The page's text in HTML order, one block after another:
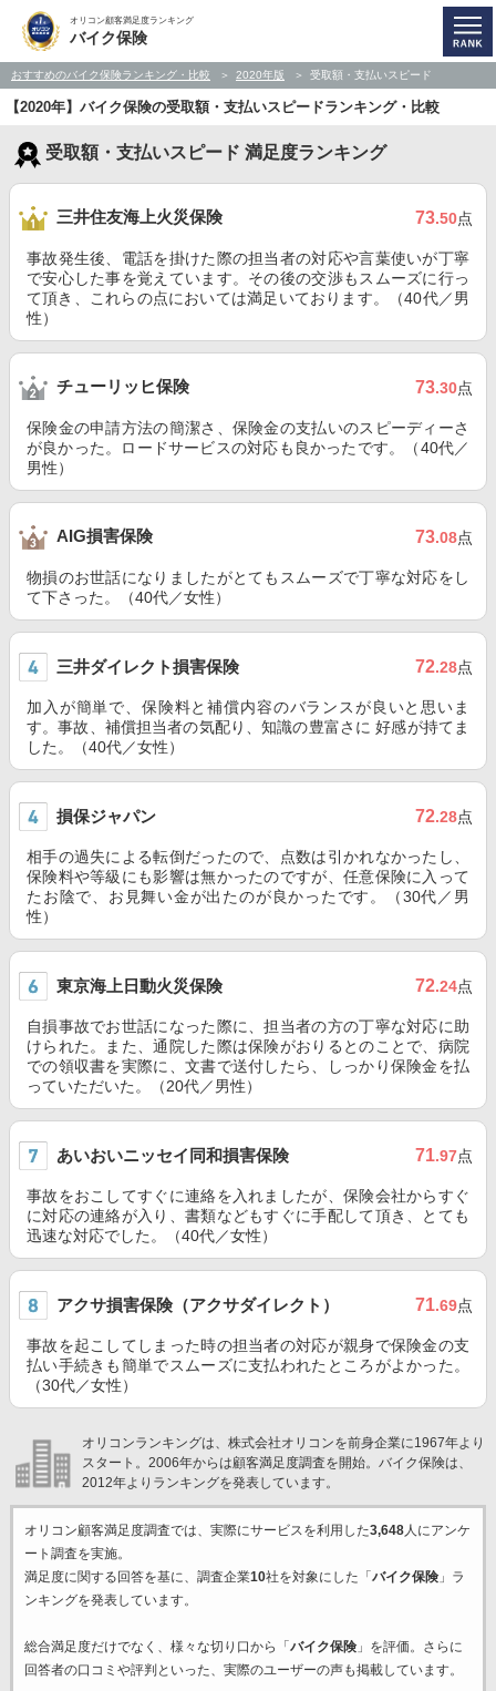
オリコン顧客満足度ランキング
バイク保険
おすすめのバイク保険ランキング・比較 2020年版 受取額・支払いスピード
【2020年】バイク保険の受取額・支払いスピードランキング・比較
受取額・支払いスピード 満足度ランキング
三井住友海上火災保険 73.50点
事故発生後、電話を掛けた際の担当者の対応や言葉使いが丁寧
で安心した事を覚えています。その後の交渉もスムーズに行っ
て頂き、これらの点においては満足いております。（40代／男
性）
チューリッヒ保険 73.30点
保険金の申請方法の簡潔さ、保険金の支払いのスピーディーさ
が良かった。ロードサービスの対応も良かったです。（40代／
男性）
AIG損害保険 73.08点
物損のお世話になりましたがとてもスムーズで丁寧な対応をし
て下さった。（40代／女性）
三井ダイレクト損害保険 72.28点
加入が簡単で、保険料と補償内容のバランスが良いと思いま
す。事故、補償担当者の気配り、知識の豊富さに 好感が持てま
した。（40代／女性）
損保ジャパン 72.28点
相手の過失による転倒だったので、点数は引かれなかったし、
保険料や等級にも影響は無かったのですが、任意保険に入って
たお陰で、お見舞い金が出たのが良かったです。（30代／男
性）
東京海上日動火災保険 72.24点
自損事故でお世話になった際に、担当者の方の丁寧な対応に助
けられた。また、通院した際は保険がおりるとのことで、病院
での領収書を実際に、文書で送付したら、しっかり保険金を払
っていただいた。（20代／男性）
あいおいニッセイ同和損害保険 71.97点
事故をおこしてすぐに連絡を入れましたが、保険会社からすぐ
に対応の連絡が入り、書類などもすぐに手配して頂き、とても
迅速な対応でした。（40代／女性）
アクサ損害保険（アクサダイレクト） 71.69点
事故を起こしてしまった時の担当者の対応が親身で保険金の支
払い手続きも簡単でスムーズに支払われたところがよかった。
（30代／女性）
オリコンランキングは、株式会社オリコンを前身企業に1967年より
スタート。2006年からは顧客満足度調査を開始。バイク保険は、
2012年よりランキングを発表しています。
オリコン顧客満足度調査では、実際にサービスを利用した3,648人にアンケ
ート調査を実施。
満足度に関する回答を基に、調査企業10社を対象にした「 バイク保険」ラ
ンキングを発表しています。
総合満足度だけでなく、様々な切り口から「 バイク保険」を評価。さらに
回答者の口コミや評判といった、実際のユーザーの声も掲載しています。